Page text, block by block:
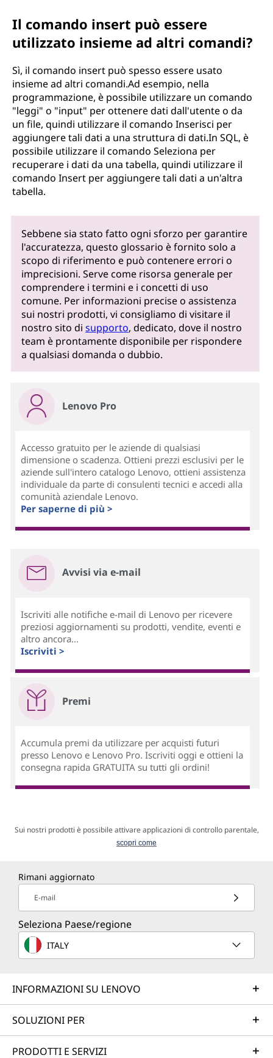
Il comando insert può essere
utilizzato insieme ad altri comandi?
Sì, il comando insert può spesso essere usato
insieme ad altri comandi.Ad esempio, nella
programmazione, è possibile utilizzare un comando
"leggi" o "input" per ottenere dati dall'utente o da
un file, quindi utilizzare il comando Inserisci per
aggiungere tali dati a una struttura di dati.In SQL, è
possibile utilizzare il comando Seleziona per
recuperare i dati da una tabella, quindi utilizzare il
comando Insert per aggiungere tali dati a un'altra
tabella.
Sebbene sia stato fatto ogni sforzo per garantire
l'accuratezza, questo glossario è fornito solo a
scopo di riferimento e può contenere errori o
imprecisioni. Serve come risorsa generale per
comprendere i termini e i concetti di uso
comune. Per informazioni precise o assistenza
sui nostri prodotti, vi consigliamo di visitare il
nostro sito disupporto, dedicato, dove il nostro
team è prontamente disponibile per rispondere
a qualsiasi domanda o dubbio.
Lenovo Pro
Accesso gratuito per le aziende di qualsiasi
dimensione o scadenza. Ottieni prezzi esclusivi per le
aziende sull'intero catalogo Lenovo, ottieni assistenza
individuale da parte di consulenti tecnici e accedi alla
comunità aziendale Lenovo.
Per saperne di più >
Avvisi via e-mail
Iscriviti alle notifiche e-mail di Lenovo per ricevere
preziosi aggiornamenti su prodotti, vendite, eventi e
altro ancora...
Iscriviti >
Premi
Accumula premi da utilizzare per acquisti futuri
presso Lenovo e Lenovo Pro. Iscriviti oggi e ottieni la
consegna rapida GRATUITA su tutti gli ordini!
Sui nostri prodotti è possibile attivare applicazioni di controllo parentale,
scopri come
Rimani aggiornato
E-mail
Seleziona Paese/regione
ITALY
INFORMAZIONI SU LENOVO
SOLUZIONI PER
PRODOTTI E SERVIZI